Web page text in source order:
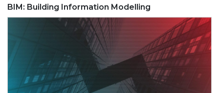
BIM: Building Information Modelling